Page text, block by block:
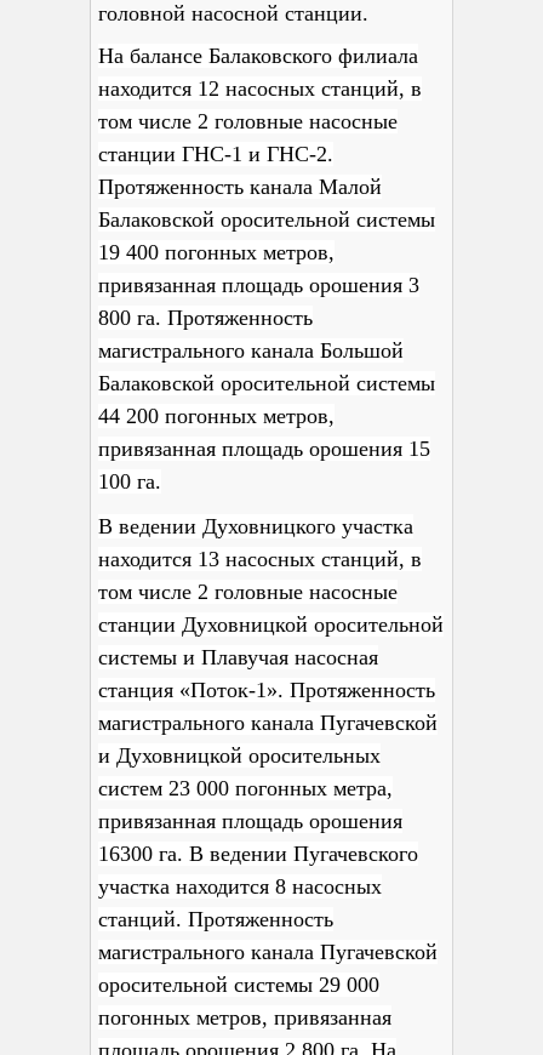
головной насосной станции.
На балансе Балаковского филиала
находится 12 насосных станций, в
том числе 2 головные насосные
станции ГНС-1 и ГНС-2.
Протяженность канала Малой
Балаковской оросительной системы
19 400 погонных метров,
привязанная площадь орошения 3
800 га. Протяженность
магистрального канала Большой
Балаковской оросительной системы
44 200 погонных метров,
привязанная площадь орошения 15
100 га.
В ведении Духовницкого участка
находится 13 насосных станций, в
том числе 2 головные насосные
станции Духовницкой оросительной
системы и Плавучая насосная
станция «Поток-1». Протяженность
магистрального канала Пугачевской
и Духовницкой оросительных
систем 23 000 погонных метра,
привязанная площадь орошения
16300 га. В ведении Пугачевского
участка находится 8 насосных
станций. Протяженность
магистрального канала Пугачевской
оросительной системы 29 000
погонных метров, привязанная
площадь орошения 2 800 га. На